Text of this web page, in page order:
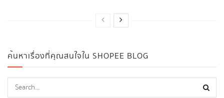
ค้นหาเรื่องที่คุณสนใจใน SHOPEE BLOG